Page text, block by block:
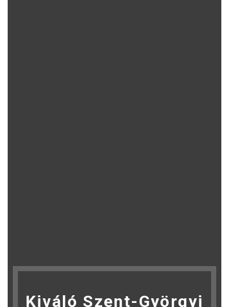
Kiváló Szent-Györgyi